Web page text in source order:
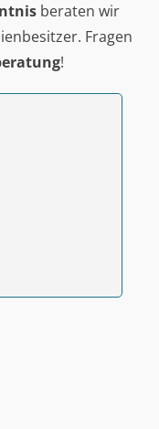
beraten wir
Fragen
!